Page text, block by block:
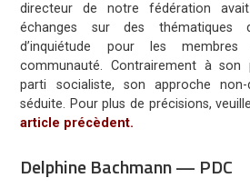
directeur de notre fédération
échanges sur des thématiques
d’inquiétude pour les
communauté. Contrairement à
parti socialiste, son approche
séduite. Pour plus de précisions,
article précèdent.
Delphine Bachmann — PDC